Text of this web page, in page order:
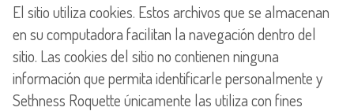
El sitio utiliza cookies. Estos archivos que se almacenan
en su computadora facilitan la navegación dentro del
sitio. Las cookies del sitio no contienen ninguna
información que permita identificarle personalmente y
Sethness Roquette únicamente las utiliza con fines